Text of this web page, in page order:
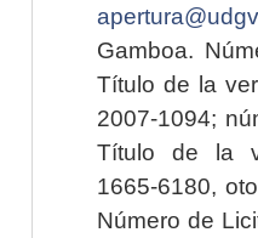
Gamboa.
Título de la
2007-1094;
Título de la
1665-6180,
Número de